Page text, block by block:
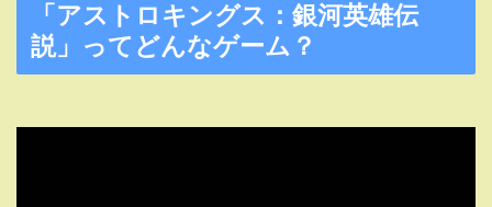
「アストロキングス：銀河英雄伝
説」ってどんなゲーム？